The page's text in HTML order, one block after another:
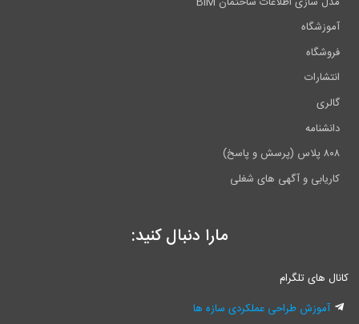
و آگهی های شغلی
مارا دنبال کنید:
تلگرام
طراحی عملکردی سازه ها